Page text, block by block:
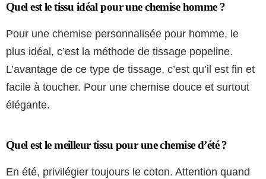
Quel est le tissu idéal pour une chemise homme ?
Pour une chemise personnalisée pour homme, le
plus idéal, c’est la méthode de tissage popeline.
L’avantage de ce type de tissage, c’est qu’il est fin et
facile à toucher. Pour une chemise douce et surtout
élégante.
Quel est le meilleur tissu pour une chemise d’été ?
En été, privilégier toujours le coton. Attention quand